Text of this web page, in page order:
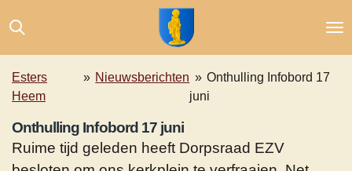
direct
naar
de
hoofdinhoud
Esters
Heem
» Nieuwsberichten » Onthulling Infobord 17
juni
Onthulling Infobord 17 juni
Ruime tijd geleden heeft Dorpsraad EZV